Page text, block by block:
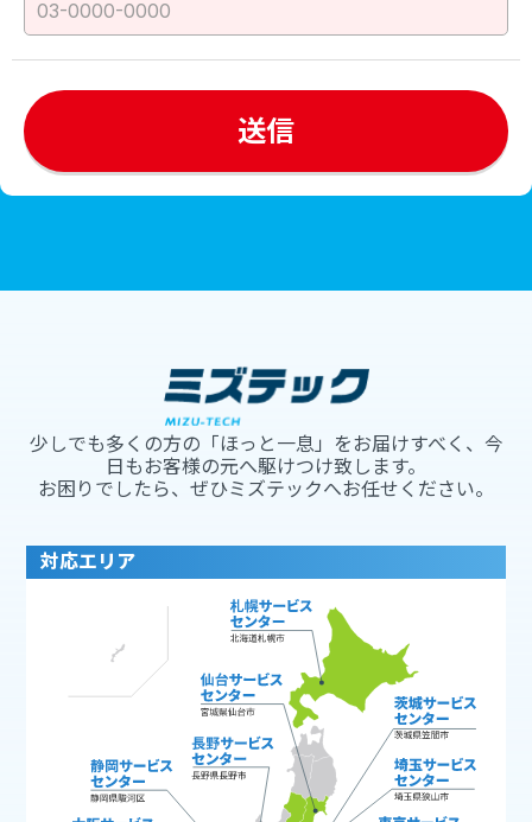
少しでも多くの方の「ほっと一息」をお届けすべく、今
日もお客様の元へ駆けつけ致します。
お困りでしたら、ぜひミズテックへお任せください。
対応エリア